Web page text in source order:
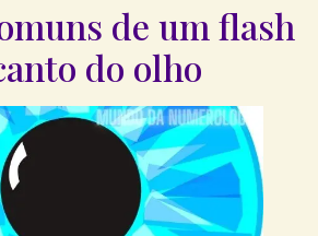
de um flash
do olho